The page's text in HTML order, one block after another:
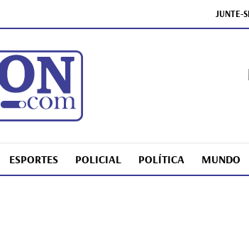
JUNTE-
ESPORTES POLICIAL POLÍTICA MUNDO